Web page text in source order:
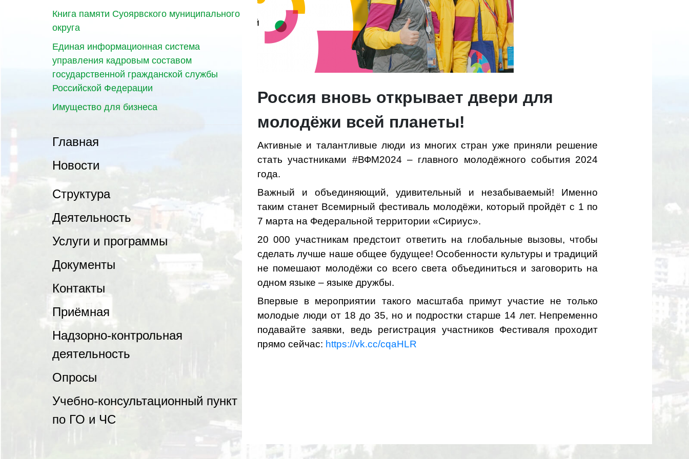
Книга памяти Суоярвского муниципального
округа
Единая информационная система
управления кадровым составом
государственной гражданской службы
Российской Федерации
Имущество для бизнеса
Главная
Новости
Структура
Деятельность
Услуги и программы
Документы
Контакты
Приёмная
Надзорно-контрольная
деятельность
Опросы
Учебно-консультационный пункт
по ГО и ЧС
Россия вновь открывает двери для
молодёжи всей планеты!
Активные и талантливые люди из многих стран уже приняли решение
стать участниками #ВФМ2024 – главного молодёжного события 2024
года.
Важный и объединяющий, удивительный и незабываемый! Именно
таким станет Всемирный фестиваль молодёжи, который пройдёт с 1 по
7 марта на Федеральной территории «Сириус».
20 000 участникам предстоит ответить на глобальные вызовы, чтобы
сделать лучше наше общее будущее! Особенности культуры и традиций
не помешают молодёжи со всего света объединиться и заговорить на
одном языке – языке дружбы.
Впервые в мероприятии такого масштаба примут участие не только
молодые люди от 18 до 35, но и подростки старше 14 лет. Непременно
подавайте заявки, ведь регистрация участников Фестиваля проходит
прямо сейчас: https://vk.cc/cqaHLR